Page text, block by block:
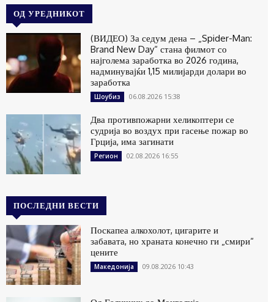
ОД УРЕДНИКОТ
(ВИДЕО) За седум дена – „Spider-Man:
Brand New Day“ стана филмот со
најголема заработка во 2026 година,
надминувајќи 1,15 милијарди долари во
заработка
Шоубиз 06.08.2026 15:38
Два противпожарни хеликоптери се
судрија во воздух при гасење пожар во
Грција, има загинати
Регион 02.08.2026 16:55
ПОСЛЕДНИ ВЕСТИ
Поскапеа алкохолот, цигарите и
забавата, но храната конечно ги „смири“
цените
Македонија 09.08.2026 10:43